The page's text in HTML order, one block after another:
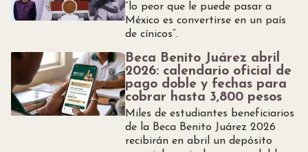
“lo peor que le puede pasar a
México es convertirse en un país
de cínicos”.
Beca Benito Juárez abril
2026: calendario oficial de
pago doble y fechas para
cobrar hasta 3,800 pesos
Miles de estudiantes beneficiarios
de la Beca Benito Juárez 2026
recibirán en abril un depósito